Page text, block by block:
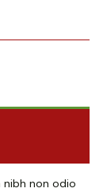
nibh non odio